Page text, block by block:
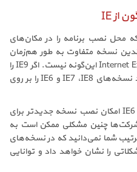
ازIE
که محل نصب برنامه‌ را در مکان‌های
نسخه متفاوت به طور هم‌زمان
Internetاین‌گونه نیست. اگر IE9را
نسخه‌های IE8، IE7و IE6را بر روی
IE6امکان نصب نسخه جدیدتر برای
چنین مشکلی ممکن است به
شما نمی‌دانید که در نسخه‌های
را نشان خواهد داد و توانایی